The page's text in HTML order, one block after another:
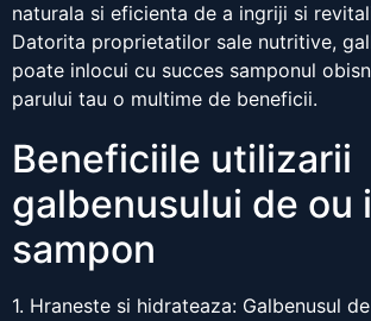
naturala si eficienta de a ingriji si
Datorita proprietatilor sale nutritive,
poate inlocui cu succes samponul
parului tau o multime de beneficii.
Beneficiile utilizarii
galbenusului de ou
sampon
1. Hraneste si hidrateaza: Galbenusul